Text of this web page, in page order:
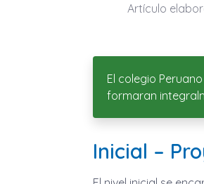
Artículo
El colegio
formaran
Inicial –